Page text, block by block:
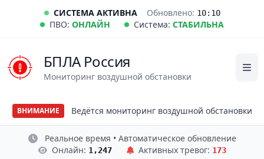
СИСТЕМА АКТИВНА Обновлено: 10:10
ПВО: ОНЛАЙН Система: СТАБИЛЬНА
БПЛА Россия
Мониторинг воздушной обстановки
ВНИМАНИЕ Ведётся мониторинг воздушной обстановки
Реальное время • Автоматическое обновление
Онлайн: 1,247 Активных тревог: 173